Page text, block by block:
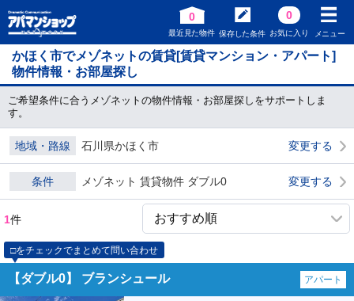
0
最近見た物件 保存した条件
0
お気に入り メニュー
かほく市でメゾネットの賃貸[賃貸マンション・アパート]
物件情報・お部屋探し
ご希望条件に合うメゾネットの物件情報・お部屋探しをサポートしま
す。
地域・路線 石川県かほく市 変更する
条件 メゾネット 賃貸物件 ダブル0 変更する
1件
□をチェックでまとめて問い合わせ
【ダブル0】 ブランシュール アパート